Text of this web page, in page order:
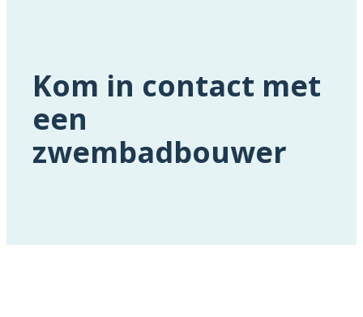
Kom in contact met
een
zwembadbouwer